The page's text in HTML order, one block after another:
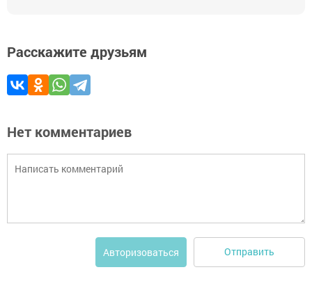
Расскажите друзьям
Нет комментариев
Авторизоваться Отправить